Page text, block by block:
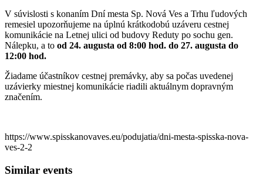
V súvislosti s konaním Dní mesta Sp. Nová Ves a Trhu ľudových
remesiel upozorňujeme na úplnú krátkodobú uzáveru cestnej
komunikácie na Letnej ulici od budovy Reduty po sochu gen.
Nálepku, a to od 24. augusta od 8:00 hod. do 27. augusta do
12:00 hod.
Žiadame účastníkov cestnej premávky, aby sa počas uvedenej
uzávierky miestnej komunikácie riadili aktuálnym dopravným
značením.
https://www.spisskanovaves.eu/podujatia/dni-mesta-spisska-nova-
ves-2-2
Similar events